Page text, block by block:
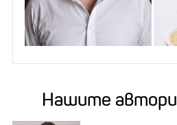
Нашите автори